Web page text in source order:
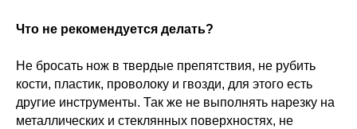
Что не рекомендуется делать?
Не бросать нож в твердые препятствия, не рубить
кости, пластик, проволоку и гвозди, для этого есть
другие инструменты. Так же не выполнять нарезку на
металлических и стеклянных поверхностях, не